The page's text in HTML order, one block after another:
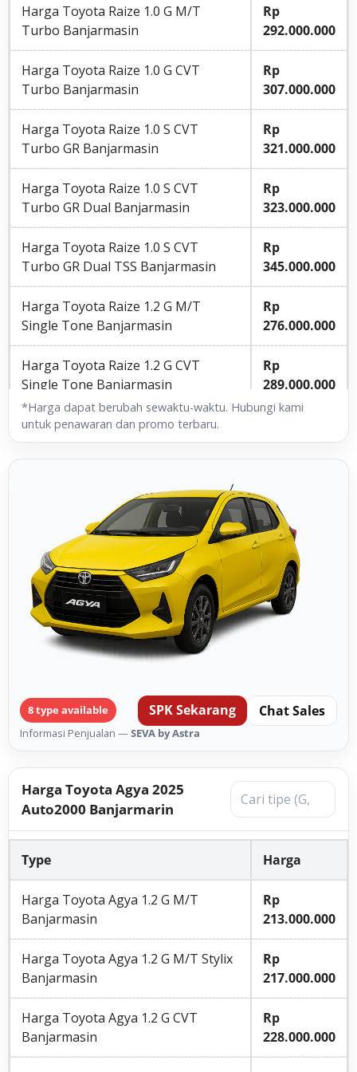
Harga Toyota Fortuner 2.8 4x4 VRZ
GR-S A/T Banjarmasin
Rp
813.000.000
Harga Toyota Raize 1.0 G M/T
Turbo Banjarmasin
Rp
292.000.000
Harga Toyota Raize 1.0 G CVT
Turbo Banjarmasin
Rp
307.000.000
Harga Toyota Raize 1.0 S CVT
Turbo GR Banjarmasin
Rp
321.000.000
Harga Toyota Raize 1.0 S CVT
Turbo GR Dual Banjarmasin
Rp
323.000.000
Harga Toyota Raize 1.0 S CVT
Turbo GR Dual TSS Banjarmasin
Rp
345.000.000
Harga Toyota Raize 1.2 G M/T
Single Tone Banjarmasin
Rp
276.000.000
Harga Toyota Raize 1.2 G CVT
Single Tone Banjarmasin
Rp
289.000.000
*Harga dapat berubah sewaktu-waktu. Hubungi kami
untuk penawaran dan promo terbaru.
8 type available SPK Sekarang Chat Sales
Informasi Penjualan —SEVA by Astra
Harga Toyota Agya 2025
Auto2000 Banjarmarin
Type Harga
Harga Toyota Agya 1.2 G M/T
Banjarmasin
Rp
213.000.000
Harga Toyota Agya 1.2 G M/T Stylix
Banjarmasin
Rp
217.000.000
Harga Toyota Agya 1.2 G CVT
Banjarmasin
Rp
228.000.000